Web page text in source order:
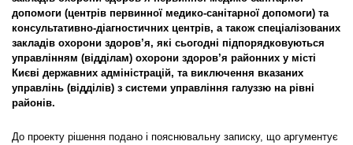
допомоги (центрів первинної медико-санітарної допомоги) та
консультативно-діагностичних центрів, а також спеціалізованих
закладів охорони здоров’я, які сьогодні підпорядковуються
управлінням (відділам) охорони здоров’я районних у місті
Києві державних адміністрацій, та виключення вказаних
управлінь (відділів) з системи управління галуззю на рівні
районів.
До проекту рішення подано і пояснювальну записку, що аргументує